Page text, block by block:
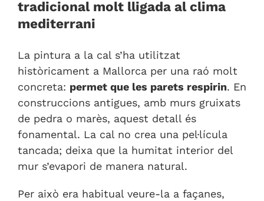
tradicional molt lligada al clima
mediterrani
La pintura a la cal s’ha utilitzat
històricament a Mallorca per una raó molt
concreta: permet que les parets respirin. En
construccions antigues, amb murs gruixats
de pedra o marès, aquest detall és
fonamental. La cal no crea una pel·lícula
tancada; deixa que la humitat interior del
mur s’evapori de manera natural.
Per això era habitual veure-la a façanes,